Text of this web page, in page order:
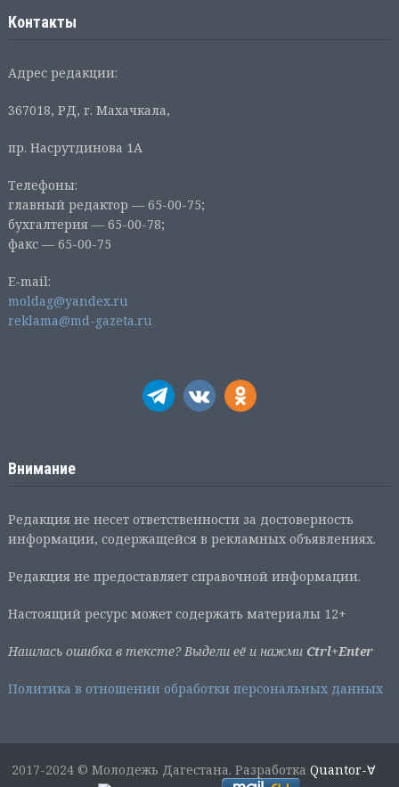
Контакты
Адрес редакции:
367018, РД, г. Махачкала,
пр. Насрутдинова 1А
Телефоны:
главный редактор — 65-00-75;
бухгалтерия — 65-00-78;
факс — 65-00-75
E-mail:
moldag@yandex.ru
reklama@md-gazeta.ru
Внимание
Редакция не несет ответственности за достоверность
информации, содержащейся в рекламных объявлениях.
Редакция не предоставляет справочной информации.
Настоящий ресурс может содержать материалы 12+
Нашлась ошибка в тексте? Выдели её и нажми Ctrl+Enter
Политика в отношении обработки персональных данных
2017-2024 © Молодежь Дагестана. РазработкаQuantor-∀